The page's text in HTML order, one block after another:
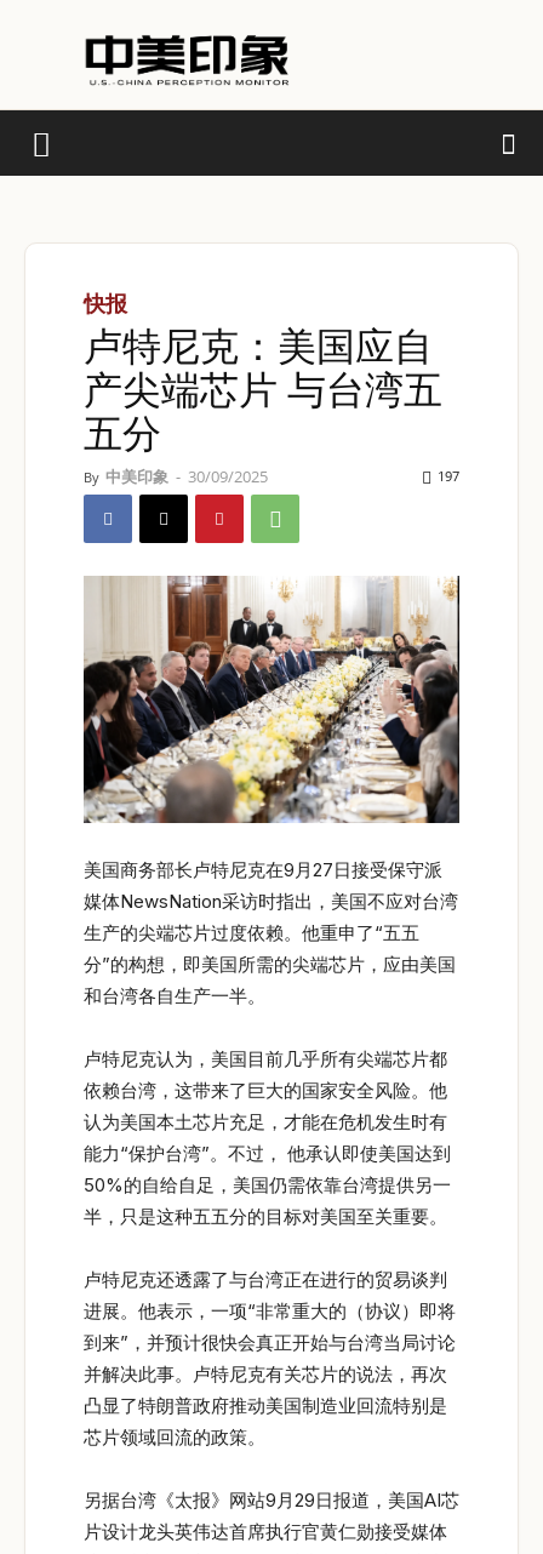
快报
卢特尼克：美国应自
产尖端芯片 与台湾五
五分
By 中美印象 - 30/09/2025 197
美国商务部长卢特尼克在9月27日接受保守派
媒体NewsNation采访时指出，美国不应对台湾
生产的尖端芯片过度依赖。他重申了“五五
分”的构想，即美国所需的尖端芯片，应由美国
和台湾各自生产一半。
卢特尼克认为，美国目前几乎所有尖端芯片都
依赖台湾，这带来了巨大的国家安全风险。他
认为美国本土芯片充足，才能在危机发生时有
能力“保护台湾”。不过， 他承认即使美国达到
50%的自给自足，美国仍需依靠台湾提供另一
半，只是这种五五分的目标对美国至关重要。
卢特尼克还透露了与台湾正在进行的贸易谈判
进展。他表示，一项“非常重大的（协议）即将
到来”，并预计很快会真正开始与台湾当局讨论
并解决此事。卢特尼克有关芯片的说法，再次
凸显了特朗普政府推动美国制造业回流特别是
芯片领域回流的政策。
另据台湾《太报》网站9月29日报道，美国AI芯
片设计龙头英伟达首席执行官黄仁勋接受媒体